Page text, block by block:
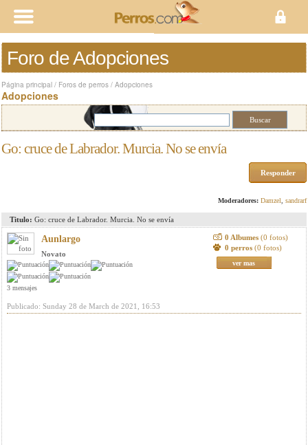
Foro de Adopciones
Página principal / Foros de perros / Adopciones
Adopciones
Go: cruce de Labrador. Murcia. No se envía
Responder
Moderadores: Damzel sandrarf
Titulo: Go: cruce de Labrador. Murcia. No se envía
Aunlargo
Novato
3 mensajes
0 Albumes (0 fotos)
0 perros (0 fotos)
ver mas
Publicado: Sunday 28 de March de 2021, 16:53